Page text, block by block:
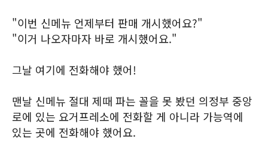
"이번 신메뉴 언제부터 판매 개시했어요?"
"이거 나오자마자 바로 개시했어요."
그날 여기에 전화해야 했어!
맨날 신메뉴 절대 제때 파는 꼴을 못 봤던 의정부 중앙
로에 있는 요거프레소에 전화할 게 아니라 가능역에
있는 곳에 전화해야 했어요.